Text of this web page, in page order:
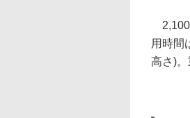
用時間
高さ)。